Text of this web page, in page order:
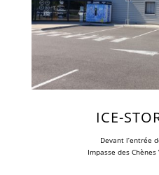
ICE-
Devant l’entrée
Impasse des